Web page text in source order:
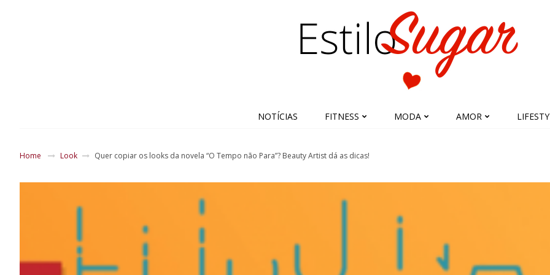
NOTÍCIAS FITNESS MODA AMOR
Home Look Quer copiar os looks da novela “O Tempo não Para”? Beauty Artist dá as dicas!